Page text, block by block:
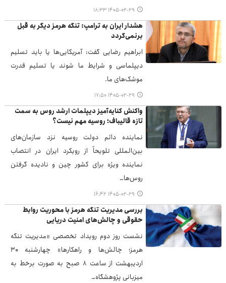
۱۴۰۵-۰۲-۲۹ ۱۸:۳۳
هشدار ایران به ترامپ: تنگه هرمز دیگر به قبل
برنمی‌گردد
ابراهیم رضایی گفت: آمریکایی‌ها یا باید تسلیم
دیپلماسی و شرایط ما شوند یا تسلیم قدرت
موشک‌های ما.
۱۴۰۵-۰۲-۲۹ ۱۷:۵۰
واکنش کنایه‌آمیز دیپلمات ارشد روس به سمت
تازه قالیباف؛ روسیه مهم نیست؟
نماینده دائم دولت روسیه نزد سازمان‌های
بین‌المللی تلویحاً از رویکرد ایران در انتصاب
نماینده ویژه برای کشور چین و نادیده گرفتن
روس‌ها…
۱۴۰۵-۰۲-۲۹ ۱۶:۴۲
بررسی مدیریت تنگه هرمز با محوریت روابط
حقوقی و چالش‌های امنیت دریایی
نشست روز دوم رویداد تخصصی «مدیریت تنگه
هرمز؛ چالش‌ها و راهکارها» چهارشنبه ۳۰
اردیبهشت از ساعت ۸ صبح به صورت برخط به
میزبانی پژوهشگاه…